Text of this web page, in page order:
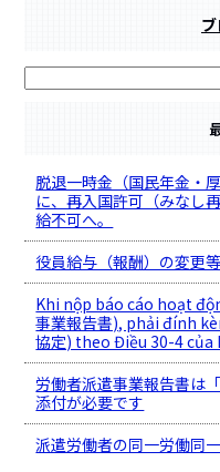
脱退一時金（国民年金・
に、再入国許可（みなし
給不可へ。
役員給与（報酬）の変更等
Khi nộp báo cáo hoạt
事業報告書), phải đính
協定) theo Điều 30-4 của
労働者派遣事業報告書は
添付が必要です
派遣労働者の同一労働同